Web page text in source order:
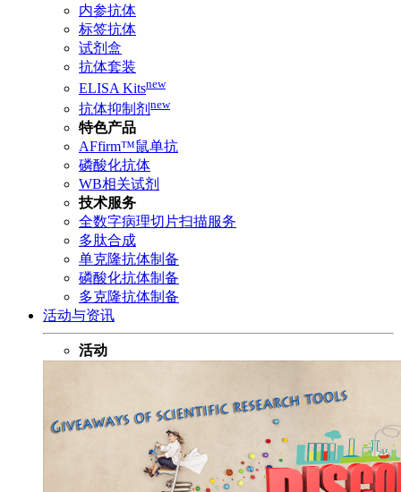
内参抗体
标签抗体
试剂盒
抗体套装
ELISA Kitsnew
抗体抑制剂 new
特色产品
AFfirm™鼠单抗
磷酸化抗体
WB相关试剂
技术服务
全数字病理切片扫描服务
多肽合成
单克隆抗体制备
磷酸化抗体制备
多克隆抗体制备
活动与资讯
活动